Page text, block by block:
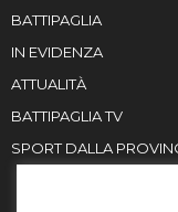
BATTIPAGLIA
IN EVIDENZA
ATTUALITÀ
BATTIPAGLIA TV
SPORT DALLA